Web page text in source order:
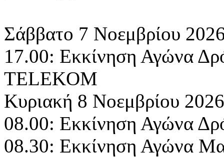
Σάββατο 7 Νοεμβρίου
17.00: Εκκίνηση Αγώνα
TELEKOM
Κυριακή 8 Νοεμβρίου
08.00: Εκκίνηση Αγώνα
08.30: Εκκίνηση Αγώνα